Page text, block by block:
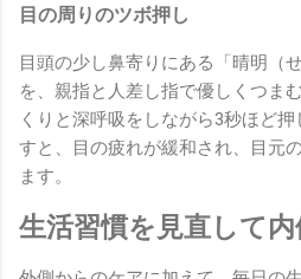
目の周りのツボ押し
目頭の少し鼻寄りにある「晴明（
を、親指と人差し指で優しくつま
くりと深呼吸をしながら3秒ほど
すと、目の疲れが緩和され、目元
ます。
生活習慣を見直して